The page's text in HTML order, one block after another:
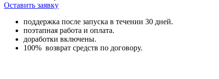
Оставить заявку
поддержка после запуска в течении 30 дней.
поэтапная работа и оплата.
доработки включены.
100% возврат средств по договору.